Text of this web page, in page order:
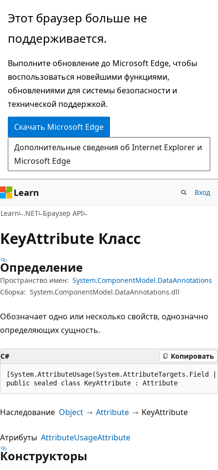
Пропустить
перейти
основному
содержимому
Переход
навигации
странице
Этот браузер больше не
поддерживается.
Выполните обновление до Microsoft Edge, чтобы
воспользоваться новейшими функциями,
обновлениями для системы безопасности и
технической поддержкой.
Скачать Microsoft Edge
Дополнительные сведения об Internet Explorer и
Microsoft Edge
Learn Вход
Learn .NET Браузер API
KeyAttribute Класс
Определение
Пространство имен: System.ComponentModel.DataAnnotations
Сборка: System.ComponentModel.DataAnnotations.dll
Обозначает одно или несколько свойств, однозначно
определяющих сущность.
C# Копировать
public sealed class KeyAttribute : Attribute
Наследование Object Attribute KeyAttribute
Атрибуты AttributeUsageAttribute
Конструкторы